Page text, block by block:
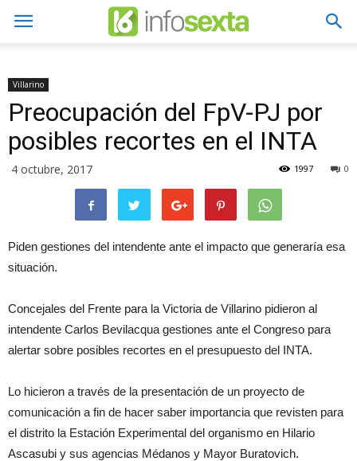
Villarino
Preocupación del FpV-PJ por
posibles recortes en el INTA
4 octubre, 2017 0
1997
Piden gestiones del intendente ante el impacto que generaría esa
situación.
Concejales del Frente para la Victoria de Villarino pidieron al
intendente Carlos Bevilacqua gestiones ante el Congreso para
alertar sobre posibles recortes en el presupuesto del INTA.
Lo hicieron a través de la presentación de un proyecto de
comunicación a fin de hacer saber importancia que revisten para
el distrito la Estación Experimental del organismo en Hilario
Ascasubi y sus agencias Médanos y Mayor Buratovich.